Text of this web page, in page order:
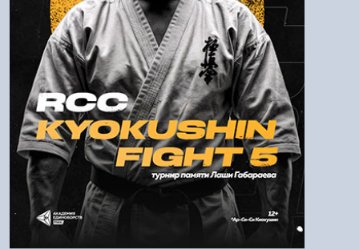
Войти
Напомнить пароль
Регистрация